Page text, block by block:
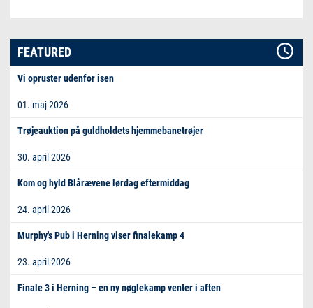
FEATURED
Vi opruster udenfor isen
01. maj 2026
Trøjeauktion på guldholdets hjemmebanetrøjer
30. april 2026
Kom og hyld Blårævene lørdag eftermiddag
24. april 2026
Murphy's Pub i Herning viser finalekamp 4
23. april 2026
Finale 3 i Herning – en ny nøglekamp venter i aften